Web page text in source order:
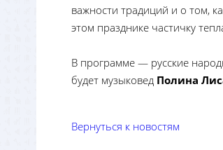
важности традиций и о том,
этом празднике частичку
В программе — русские
будет музыковед Полина
Вернуться к новостям